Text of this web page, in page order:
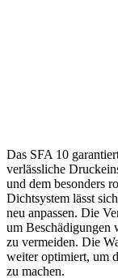
Das SFA 10
verlässliche
und dem besonders
Dichtsystem lässt
neu anpassen. Die
um Beschädigungen
zu vermeiden. Die
weiter optimiert, um
zu machen.